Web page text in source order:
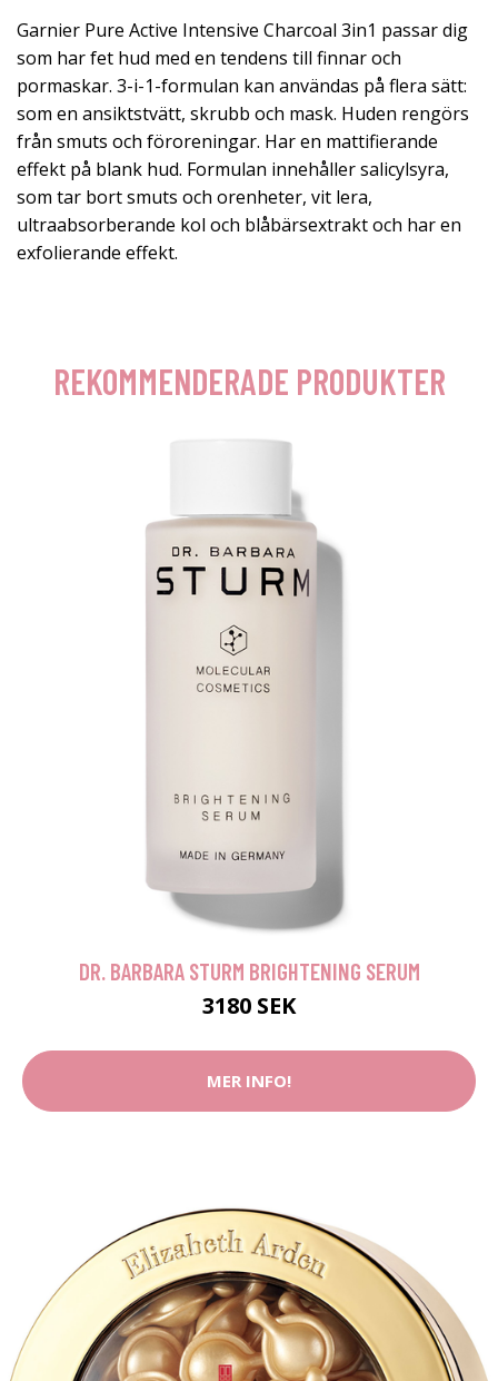
Garnier Pure Active Intensive Charcoal 3in1 passar dig
som har fet hud med en tendens till finnar och
pormaskar. 3-i-1-formulan kan användas på flera sätt:
som en ansiktstvätt, skrubb och mask. Huden rengörs
från smuts och föroreningar. Har en mattifierande
effekt på blank hud. Formulan innehåller salicylsyra,
som tar bort smuts och orenheter, vit lera,
ultraabsorberande kol och blåbärsextrakt och har en
exfolierande effekt.
REKOMMENDERADE PRODUKTER
DR. BARBARA STURM BRIGHTENING SERUM
3180 SEK
MER INFO!